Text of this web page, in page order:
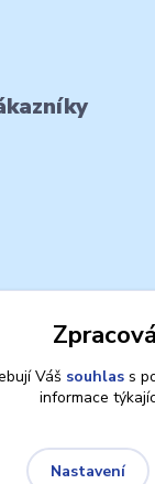
Váš souhlass
informace
Nastavení